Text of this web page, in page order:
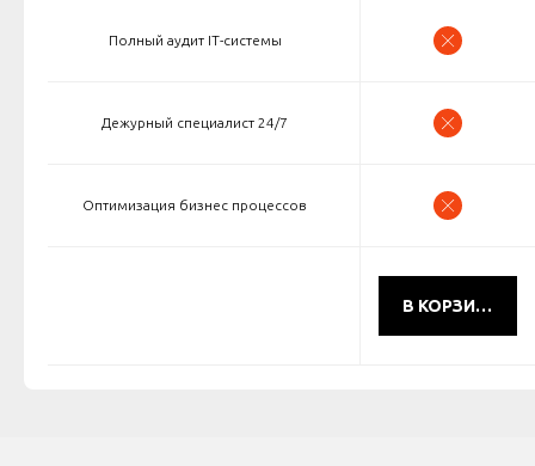
Полный аудит IT-системы
Дежурный специалист 24/7
Оптимизация бизнес процессов
В КОРЗИНУ